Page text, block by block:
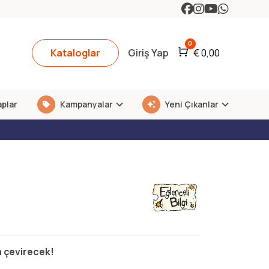
Kataloglar Giriş Yap Araba
0
€0,00
Kampanyalar Yeni Çıkanlar
çevirecek!